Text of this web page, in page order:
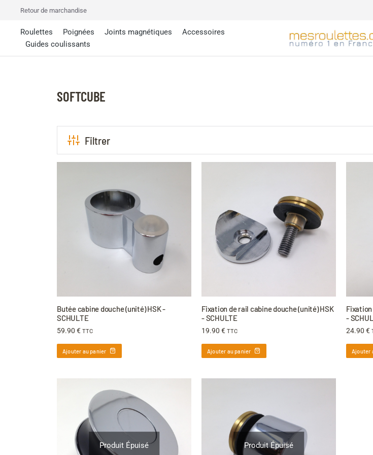
Retour de marchandise
Roulettes Poignées Joints magnétiques
Accessoires
Guides coulissants
SOFTCUBE
Filtrer
Butée cabine douche (unité) HSK -
SCHULTE
59.90 € TTC
Ajouter au panier
Fixation de rail cabine douche (unité) HSK
- SCHULTE
19.90 € TTC
Ajouter au panier
-
24.90 €
Ajouter
Produit Épuisé Produit Épuisé